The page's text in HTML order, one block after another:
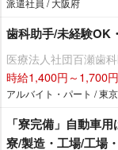
歯科助手/未経験OK
医療法人社団百瀬歯
時給1,400円～1,700円
アルバイト・パート / 東
「寮完備」自動車
寮/製造・工場/工場